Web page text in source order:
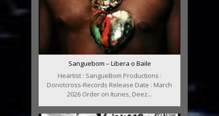
Sanguebom – Libera o Baile
Heartist : SangueBom Productions :
Donotcross-Records Release Date : March
2026 Order on Itunes, Deez...